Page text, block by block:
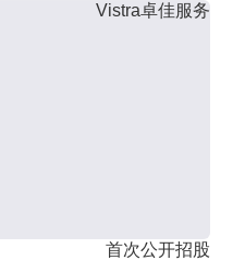
Vistra卓佳服务
首次公开招股